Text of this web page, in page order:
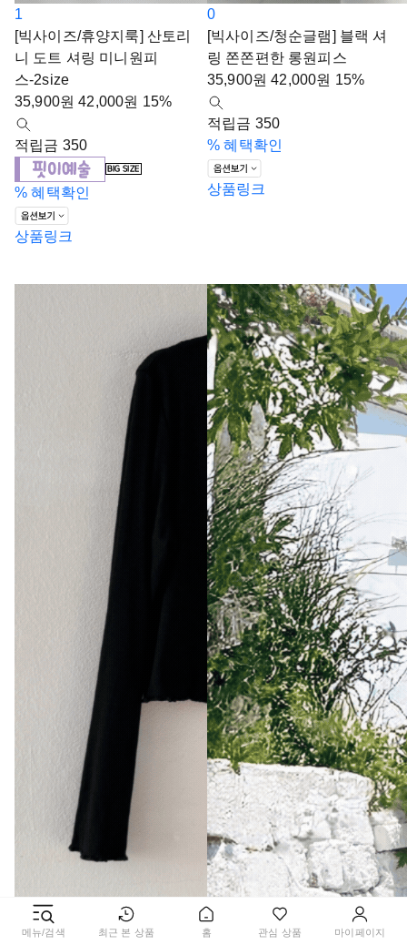
메뉴/검색 최근 본 상품 홈 관심 상품 마이페이지
1
[빅사이즈/휴양지룩] 산토리
니 도트 셔링 미니원피
스-2size
35,900원 42,000원 15%
적립금 350
% 혜택확인
상품링크
0
[빅사이즈/청순글램] 블랙 셔
링 쫀쫀편한 롱원피스
35,900원 42,000원 15%
적립금 350
% 혜택확인
상품링크